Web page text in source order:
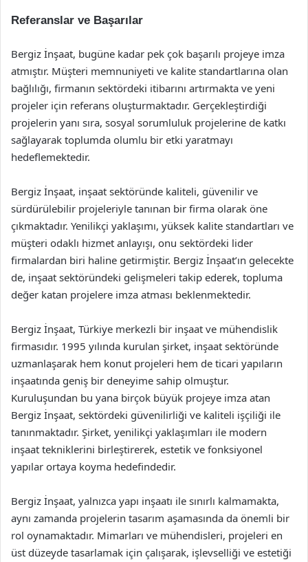
Referanslar ve Başarılar
Bergiz İnşaat, bugüne kadar pek çok başarılı projeye imza
atmıştır. Müşteri memnuniyeti ve kalite standartlarına olan
bağlılığı, firmanın sektördeki itibarını artırmakta ve yeni
projeler için referans oluşturmaktadır. Gerçekleştirdiği
projelerin yanı sıra, sosyal sorumluluk projelerine de katkı
sağlayarak toplumda olumlu bir etki yaratmayı
hedeflemektedir.
Bergiz İnşaat, inşaat sektöründe kaliteli, güvenilir ve
sürdürülebilir projeleriyle tanınan bir firma olarak öne
çıkmaktadır. Yenilikçi yaklaşımı, yüksek kalite standartları ve
müşteri odaklı hizmet anlayışı, onu sektördeki lider
firmalardan biri haline getirmiştir. Bergiz İnşaat’ın gelecekte
de, inşaat sektöründeki gelişmeleri takip ederek, topluma
değer katan projelere imza atması beklenmektedir.
Bergiz İnşaat, Türkiye merkezli bir inşaat ve mühendislik
firmasıdır. 1995 yılında kurulan şirket, inşaat sektöründe
uzmanlaşarak hem konut projeleri hem de ticari yapıların
inşaatında geniş bir deneyime sahip olmuştur.
Kuruluşundan bu yana birçok büyük projeye imza atan
Bergiz İnşaat, sektördeki güvenilirliği ve kaliteli işçiliği ile
tanınmaktadır. Şirket, yenilikçi yaklaşımları ile modern
inşaat tekniklerini birleştirerek, estetik ve fonksiyonel
yapılar ortaya koyma hedefindedir.
Bergiz İnşaat, yalnızca yapı inşaatı ile sınırlı kalmamakta,
aynı zamanda projelerin tasarım aşamasında da önemli bir
rol oynamaktadır. Mimarları ve mühendisleri, projeleri en
üst düzeyde tasarlamak için çalışarak, işlevselliği ve estetiği